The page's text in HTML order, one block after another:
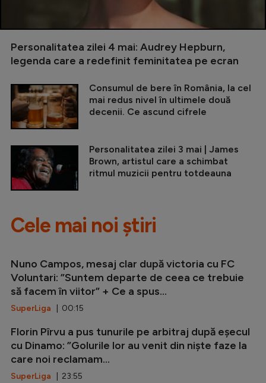
Personalitatea zilei 4 mai: Audrey Hepburn,
legenda care a redefinit feminitatea pe ecran
Consumul de bere în România, la cel
mai redus nivel în ultimele două
decenii. Ce ascund cifrele
Personalitatea zilei 3 mai | James
Brown, artistul care a schimbat
ritmul muzicii pentru totdeauna
Cele mai noi știri
Nuno Campos, mesaj clar după victoria cu FC
Voluntari: ”Suntem departe de ceea ce trebuie
să facem în viitor” + Ce a spus...
SuperLiga | 00:15
Florin Pîrvu a pus tunurile pe arbitraj după eșecul
cu Dinamo: ”Golurile lor au venit din niște faze la
care noi reclamam...
SuperLiga | 23:55